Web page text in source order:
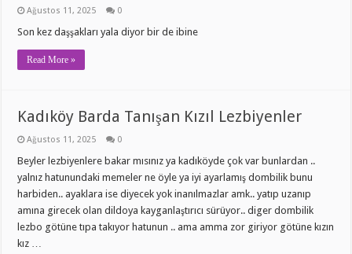
Ağustos 11, 2025 0
Son kez daşşakları yala diyor bir de ibine
Read More »
Kadıköy Barda Tanışan Kızıl Lezbiyenler
Ağustos 11, 2025 0
Beyler lezbiyenlere bakar mısınız ya kadıköyde çok var bunlardan ..
yalnız hatunundaki memeler ne öyle ya iyi ayarlamış dombilik bunu
harbiden.. ayaklara ise diyecek yok inanılmazlar amk.. yatıp uzanıp
amına girecek olan dildoya kayganlaştırıcı sürüyor.. diger dombilik
lezbo götüne tıpa takıyor hatunun .. ama amma zor giriyor götüne kızın
kız …